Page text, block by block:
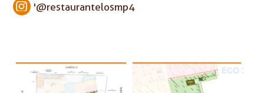
'@restaurantelosmp4